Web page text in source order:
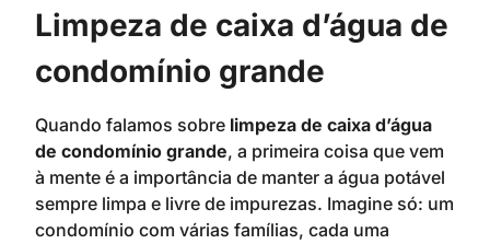
Limpeza de caixa d’água de
condomínio grande
Quando falamos sobre limpeza de caixa d’água
de condomínio grande, a primeira coisa que vem
à mente é a importância de manter a água potável
sempre limpa e livre de impurezas. Imagine só: um
condomínio com várias famílias, cada uma